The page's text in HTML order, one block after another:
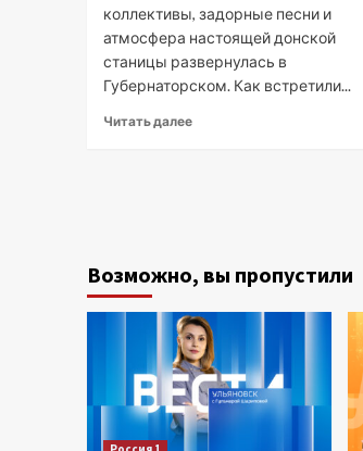
коллективы, задорные песни и
атмосфера настоящей донской
станицы развернулась в
Губернаторском. Как встретили...
Читать далее
Возможно, вы пропустили